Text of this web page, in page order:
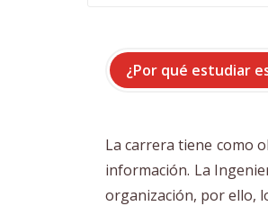
¿Por qué estudiar
La carrera tiene como
información. La
organización, por ello,